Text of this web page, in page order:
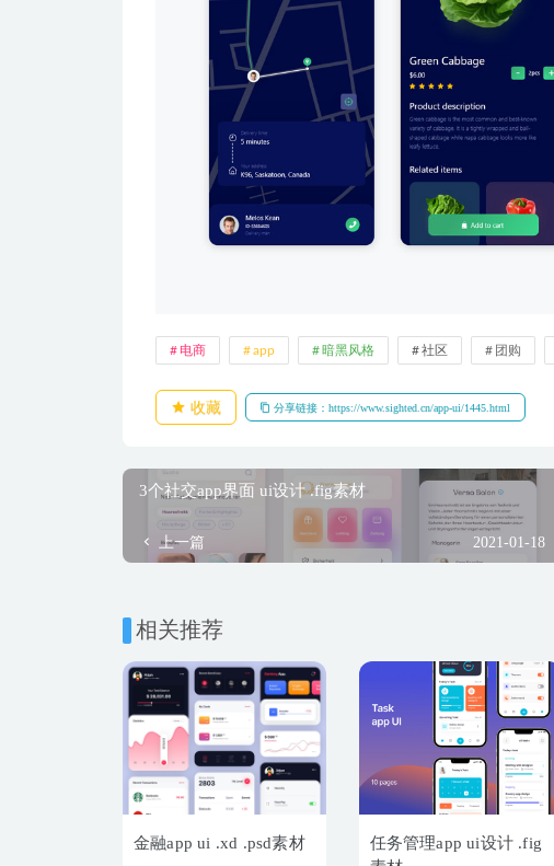
电商 app 暗黑风格 社区 团购
收藏 分享链接：https://www.sighted.cn/app-ui/1445.html
3个社交app界面 ui设计 .fig素材
上一篇 2021-01-18
相关推荐
金融app ui .xd .psd素材
任务管理app ui设计 .fig